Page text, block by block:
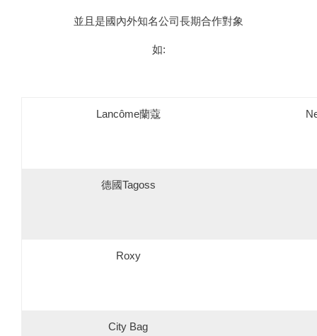
並且是國內外知名公司長期合作對象
如:
Lancôme蘭蔻
德國Tagoss
Roxy
City Bag